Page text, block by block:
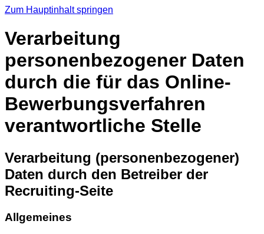
Zum Hauptinhalt springen
Verarbeitung
personenbezogener Daten
durch die für das Online-
Bewerbungsverfahren
verantwortliche Stelle
Verarbeitung (personenbezogener)
Daten durch den Betreiber der
Recruiting-Seite
Allgemeines